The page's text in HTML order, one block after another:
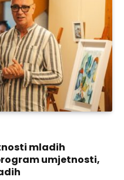
mladih
umjetnosti,